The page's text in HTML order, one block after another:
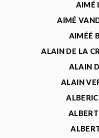
AIMÉ
AIMÉ
AIMÉÉ
ALAIN DE LA
ALAIN
ALAIN